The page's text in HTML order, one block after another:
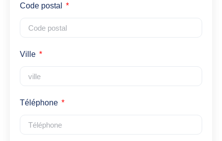
Code postal
Ville
Téléphone